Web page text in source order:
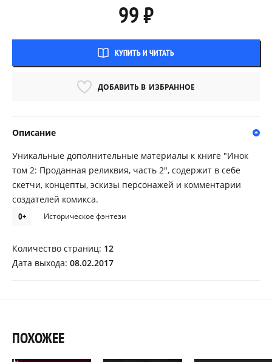
99 ₽
КУПИТЬ И ЧИТАТЬ
ДОБАВИТЬ В ИЗБРАННОЕ
Описание
Уникальные дополнительные материалы к книге "Инок
том 2: Проданная реликвия, часть 2", содержит в себе
скетчи, концепты, эскизы персонажей и комментарии
создателей комикса.
0+ Историческое фэнтези
Количество страниц: 12
Дата выхода: 08.02.2017
ПОХОЖЕЕ